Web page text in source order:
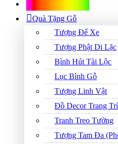
Quà Tặng Gỗ
Tượng Để Xe
Tượng Phật Di Lặc
Bình Hút Tài Lộc
Lục Bình Gỗ
Tượng Linh Vật
Đồ Decor Trang Trí
Tranh Treo Tường
Tượng Tam Đa